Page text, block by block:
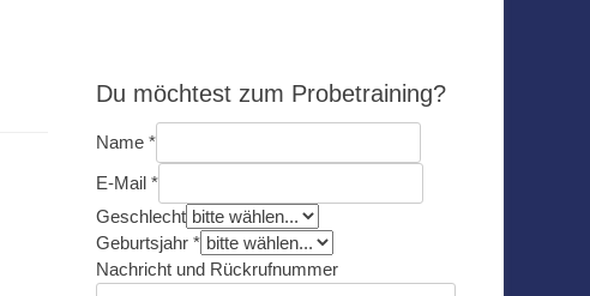
Du möchtest zum Probetraining?
Name *
E-Mail *
Geschlecht
Geburtsjahr *
Nachricht und Rückrufnummer